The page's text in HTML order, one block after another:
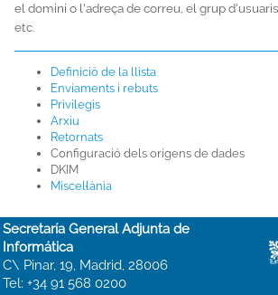
el domini o l'adreça de correu, el grup
etc.
Definició de la llista
Enviaments i rebuts
Privilegis
Arxiu
Retornats
Configuració dels orígens de dades
DKIM
Miscel·lània
Secretaría General Adjunta de
Informática
C\ Pinar, 19, Madrid, 28006
Tel: +34 91 568 0200